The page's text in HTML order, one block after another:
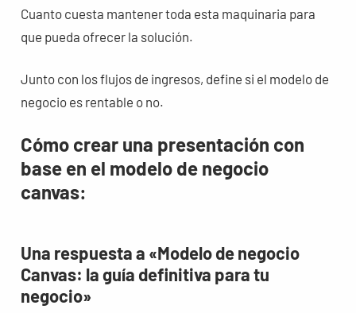
Cuanto cuesta mantener toda esta maquinaria para
que pueda ofrecer la solución.
Junto con los flujos de ingresos, define si el modelo de
negocio es rentable o no.
Cómo crear una presentación con
base en el modelo de negocio
canvas:
Una respuesta a «Modelo de negocio
Canvas: la guía definitiva para tu
negocio»